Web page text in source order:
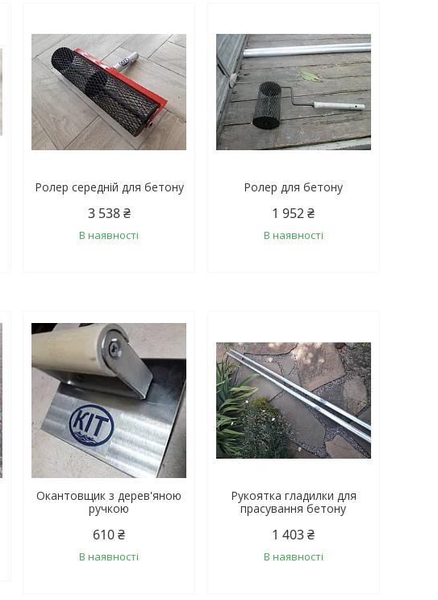
Ролер середній для бетону
3 538 ₴
В наявності
Ролер для бетону
1 952 ₴
В наявності
Окантовщик з дерев'яною
ручкою
610 ₴
В наявності
Рукоятка гладилки для
прасування бетону
1 403 ₴
В наявності